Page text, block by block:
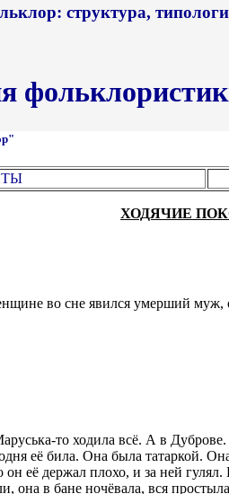
структура,
ХОДЯЧИЕ
во сне явился умерший
то ходила всё. А в
её била. Она была татаркой.
её держал плохо, и за ней
она в бане ночёвала, вся